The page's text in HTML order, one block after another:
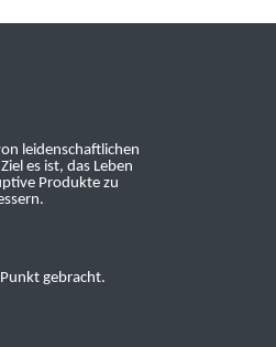
leidenschaftlichen
es ist, das Leben
Produkte zu
gebracht.